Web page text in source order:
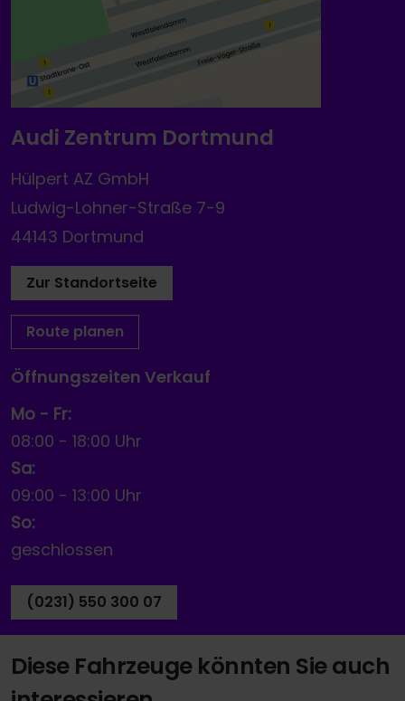
Audi Zentrum Dortmund
Hülpert AZ GmbH
Ludwig-Lohner-Straße 7-9
44143 Dortmund
Zur Standortseite
Route planen
Öffnungszeiten Verkauf
Mo - Fr:
08:00 - 18:00 Uhr
Sa:
09:00 - 13:00 Uhr
So:
geschlossen
(0231) 550 300 07
Diese Fahrzeuge könnten Sie auch